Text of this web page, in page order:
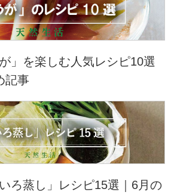
」を楽しむ人気レシピ10選
記事
ろ蒸し」レシピ15選｜6月の